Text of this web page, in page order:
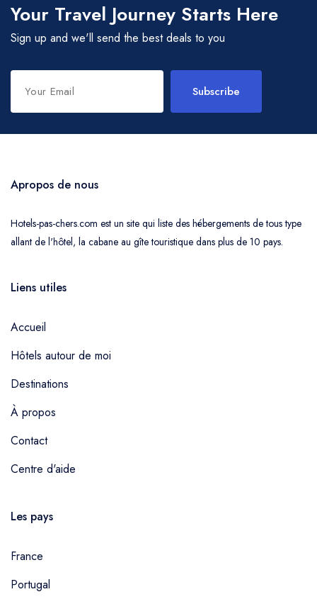
Your Travel Journey Starts Here
Sign up and we'll send the best deals to you
Subscribe
Apropos de nous
Hotels-pas-chers.com est un site qui liste des hébergements de tous type
allant de l'hôtel, la cabane au gîte touristique dans plus de 10 pays.
Liens utiles
Accueil
Hôtels autour de moi
Destinations
À propos
Contact
Centre d'aide
Les pays
France
Portugal